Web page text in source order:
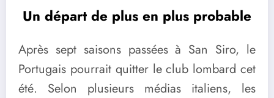
Un départ de plus en plus probable
Après sept saisons passées à San Siro, le
Portugais pourrait quitter le club lombard cet
été. Selon plusieurs médias italiens, les